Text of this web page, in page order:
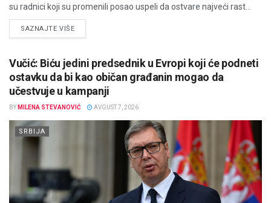
su radnici koji su promenili posao uspeli da ostvare najveći rast...
SAZNAJTE VIŠEDETAILS
Vučić: Biću jedini predsednik u Evropi koji će podneti
ostavku da bi kao običan građanin mogao da
učestvuje u kampanji
BY MILENA STEVANOVIĆ AVGUST 7, 2026
SRBIJA